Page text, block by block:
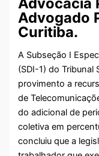
Advogado
Curitiba.
A Subseção I
(SDI-1) do Tribunal
provimento a
de
do adicional de
coletiva em
concluiu que a